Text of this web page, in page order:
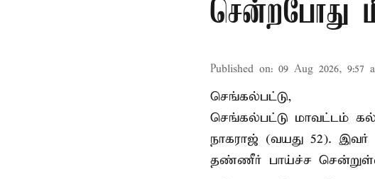
சென்றபோது
Published on: 09 Aug 2026, 9:57
செங்கல்பட்டு,
செங்கல்பட்டு மாவட்டம்
நாகராஜ் (வயது 52).
தண்ணீர் பாய்ச்ச